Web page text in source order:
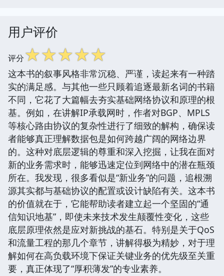
用户评价
评分☆☆☆☆☆
这本书的叙事风格非常沉稳、严谨，读起来有一种踏
实的满足感。与其他一些只顾着追逐最新名词的书籍
不同，它花了大篇幅去夯实基础网络协议和原理的根
基。例如，在讲解IP承载网时，作者对BGP、MPLS
等核心路由协议的复杂性进行了细致的解构，确保读
者能够真正理解数据包是如何跨越广阔的网络边界
的。这种对底层逻辑的尊重和深入挖掘，让我在面对
新的业务需求时，能够迅速定位到网络中的潜在瓶颈
所在。我发现，很多看似是“新业务”的问题，追根溯
源其实都与基础协议的配置或设计缺陷有关。这本书
的价值就在于，它能帮助读者建立起一个坚固的“通
信知识地基”，即使未来技术发生颠覆性变化，这些
底层原理依然是应对新挑战的基石。特别是关于QoS
和流量工程的那几个章节，讲解得极为精妙，对于理
解如何在高负载环境下保证关键业务的优先级至关重
要，真正体现了“厚积薄发”的专业素养。